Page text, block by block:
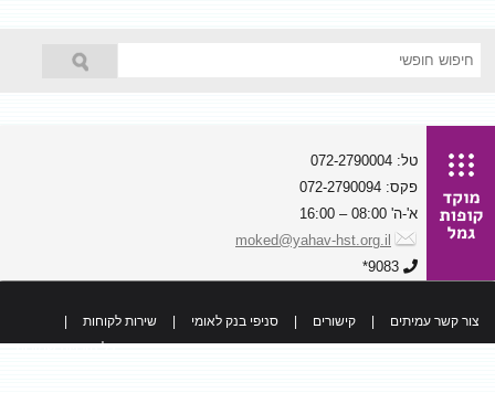
טל: 072-2790004
פקס: 072-2790094
א'-ה' 08:00 – 16:00
moked@yahav-hst.org.il
9083*
צור קשר עמיתים קישורים סניפי בנק לאומי שירות לקוחות
כל הזכויות שמורות